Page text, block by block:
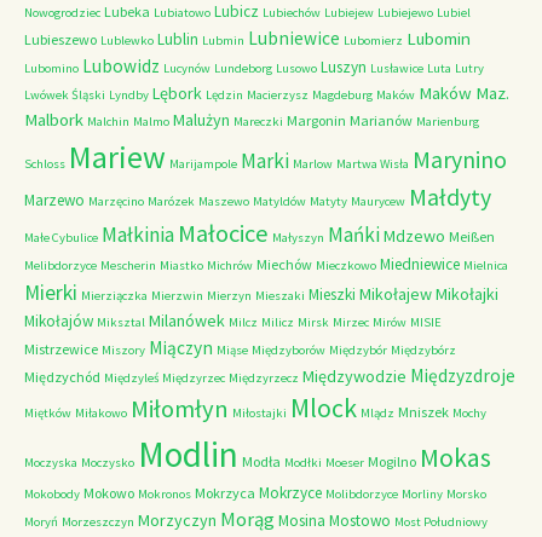
Nowogrodziec Lubeka Lubiatowo Lubicz Lubiechów Lubiejew Lubiejewo Lubiel
Lubieszewo Lublewko Lublin Lubmin Lubniewice Lubomierz Lubomin
Lubomino Lubowidz Lucynów Lundeborg Lusowo Luszyn Lusławice Luta Lutry
Lwówek Śląski Lyndby Lębork Lędzin Macierzysz Magdeburg Maków Maków Maz.
Malbork Malchin Malmo Malużyn Mareczki Margonin Marianów Marienburg
Schloss Mariew Marijampole Marki Marlow Martwa Wisła Marynino
Marzewo Marzęcino Marózek Maszewo Matyldów Matyty Maurycew Małdyty
Małe Cybulice Małkinia Małocice Małyszyn MańkiMdzewo Meißen
Melibdorzyce Mescherin Miastko Michrów Miechów Mieczkowo Miedniewice Mielnica
Mierki Mierziączka Mierzwin Mierzyn Mieszaki Mieszki MikołajewMikołajki
Mikołajów Miksztal Milanówek Milcz Milicz Mirsk Mirzec Mirów MISIE
Mistrzewice Miszory Miączyn Miąse Międzyborów Międzybór Międzybórz
Międzychód Międzyleś Międzyrzec Międzyrzecz Międzywodzie Międzyzdroje
Miętków Miłakowo Miłomłyn Miłostajki Mlock Mlądz Mniszek Mochy
Moczyska Moczysko Modlin Modła Modłki Moeser Mogilno Mokas
Mokobody Mokowo Mokronos Mokrzyca Mokrzyce Molibdorzyce Morliny Morsko
Moryń Morzeszczyn Morzyczyn MorągMosina Mostowo Most Południowy